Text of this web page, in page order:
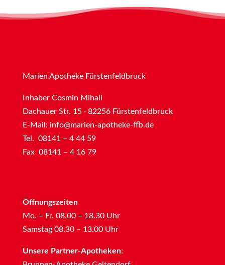
Marien Apotheke Fürstenfeldbruck
Inhaber Cosmin Mihali
Dachauer Str. 15 · 82256 Fürstenfeldbruck
E-Mail: info@marien-apotheke-ffb.de
Tel. 08141 – 4 44 59
Fax 08141 – 4 16 79
Öffnungszeiten
Mo. – Fr. 08.00 – 18.30 Uhr
Samstag 08.30 – 13.00 Uhr
Unsere Partner-Apotheken: